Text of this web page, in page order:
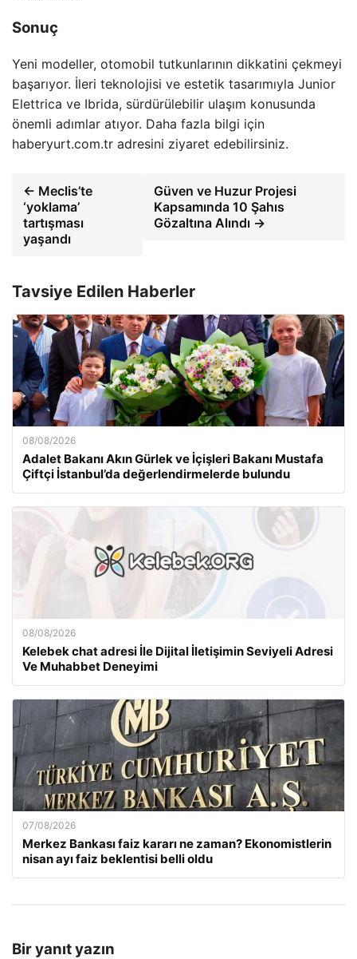
Sonuç
Yeni modeller, otomobil tutkunlarının dikkatini çekmeyi
başarıyor. İleri teknolojisi ve estetik tasarımıyla Junior
Elettrica ve Ibrida, sürdürülebilir ulaşım konusunda
önemli adımlar atıyor. Daha fazla bilgi için
haberyurt.com.tr adresini ziyaret edebilirsiniz.
← Meclis’te
‘yoklama’
tartışması
yaşandı
Güven ve Huzur Projesi
Kapsamında 10 Şahıs
Gözaltına Alındı →
Tavsiye Edilen Haberler
08/08/2026
Adalet Bakanı Akın Gürlek ve İçişleri Bakanı Mustafa
Çiftçi İstanbul’da değerlendirmelerde bulundu
08/08/2026
Kelebek chat adresi İle Dijital İletişimin Seviyeli Adresi
Ve Muhabbet Deneyimi
07/08/2026
Merkez Bankası faiz kararı ne zaman? Ekonomistlerin
nisan ayı faiz beklentisi belli oldu
Bir yanıt yazın